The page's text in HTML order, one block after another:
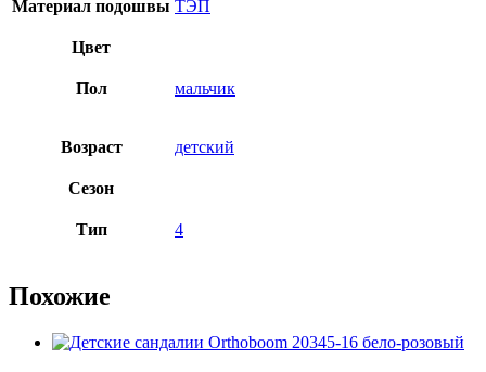
Материал подошвы ТЭП
Цвет
Пол мальчик
Возраст детский
Сезон
Тип 4
Похожие